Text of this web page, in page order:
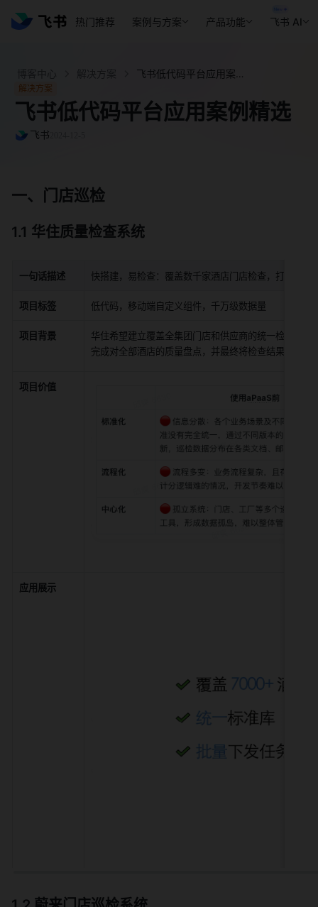
热门推荐 案例与方案 产品功能 飞书 AI
解决方案
飞书低代码平台应用案例精选
飞书
一、门店巡检
1.1 华住质量检查系统
一句话描述 快搭建，易检查：覆盖数千家酒店门店检查，打造高效
项目标签 低代码，移动端自定义组件，千万级数据量
项目背景
华住希望建立覆盖全集团门店和供应商的统一检查系
完成对全部酒店的质量盘点，并最终将检查结果数据
项目价值
应用展示